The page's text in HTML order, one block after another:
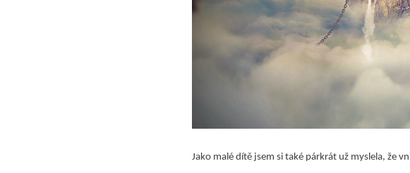
Jako malé dítě jsem si také párkrát už myslela, že